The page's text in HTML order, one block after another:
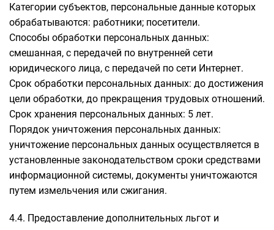
Категории субъектов, персональные данные которых
обрабатываются: работники; посетители.
Способы обработки персональных данных:
смешанная, с передачей по внутренней сети
юридического лица, с передачей по сети Интернет.
Срок обработки персональных данных: до достижения
цели обработки, до прекращения трудовых отношений.
Срок хранения персональных данных: 5 лет.
Порядок уничтожения персональных данных:
уничтожение персональных данных осуществляется в
установленные законодательством сроки средствами
информационной системы, документы уничтожаются
путем измельчения или сжигания.
4.4. Предоставление дополнительных льгот и